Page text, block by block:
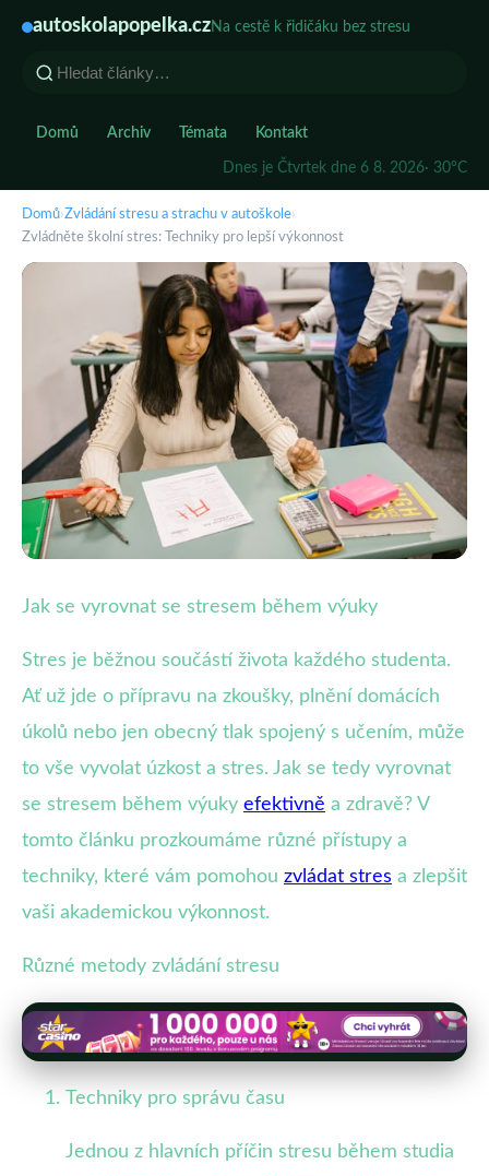
autoskolapopelka.czNa cestě k řidičáku bez stresu
Domů Archiv Témata Kontakt
Dnes je Čtvrtek dne 6 8. 2026· 30°C
Domů›Zvládání stresu a strachu v autoškole›
Zvládněte školní stres: Techniky pro lepší výkonnost
pro lepší výkonnost
28. 7. 2025· 4 min čtení · Autor: Petra Malíková
Jak se vyrovnat se stresem během výuky
Stres je běžnou součástí života každého studenta.
Ať už jde o přípravu na zkoušky, plnění domácích
úkolů nebo jen obecný tlak spojený s učením, může
to vše vyvolat úzkost a stres. Jak se tedy vyrovnat
se stresem během výuky efektivně a zdravě? V
tomto článku prozkoumáme různé přístupy a
techniky, které vám pomohou zvládat stres a zlepšit
vaši akademickou výkonnost.
Různé metody zvládání stresu
Techniky pro správu času
Jednou z hlavních příčin stresu během studia